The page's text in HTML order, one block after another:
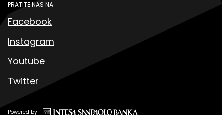
PRATITE NAS NA
Facebook
Instagram
Youtube
Twitter
Powered by